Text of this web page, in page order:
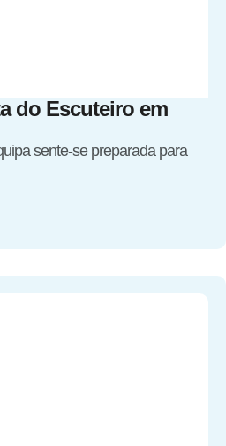
do Escuteiro em
sente-se preparada para